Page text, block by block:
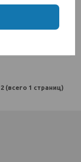
16,95€ 2,95€
(всего 1 страниц)